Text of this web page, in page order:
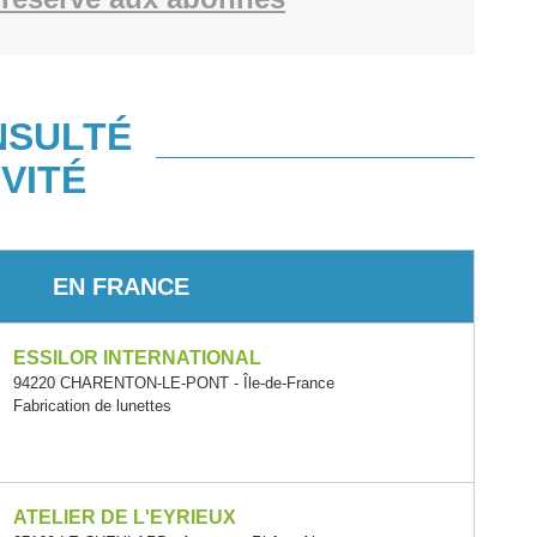
EN FRANCE
ESSILOR INTERNATIONAL
94220 CHARENTON-LE-PONT - Île-de-France
Fabrication de lunettes
ATELIER DE L'EYRIEUX